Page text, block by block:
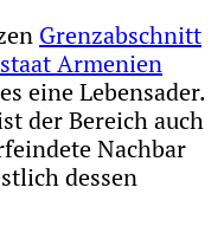
Grenzabschnitt
Armenien
eine Lebensader.
der Bereich auch
Nachbar
dessen